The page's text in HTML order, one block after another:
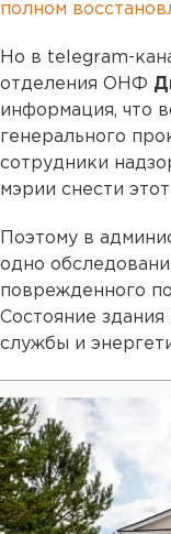
полном
Но в telegram-
отделения ОНФ
информация, что
генерального
сотрудники
мэрии снести
Поэтому в
одно
поврежденного
Состояние здания
службы и